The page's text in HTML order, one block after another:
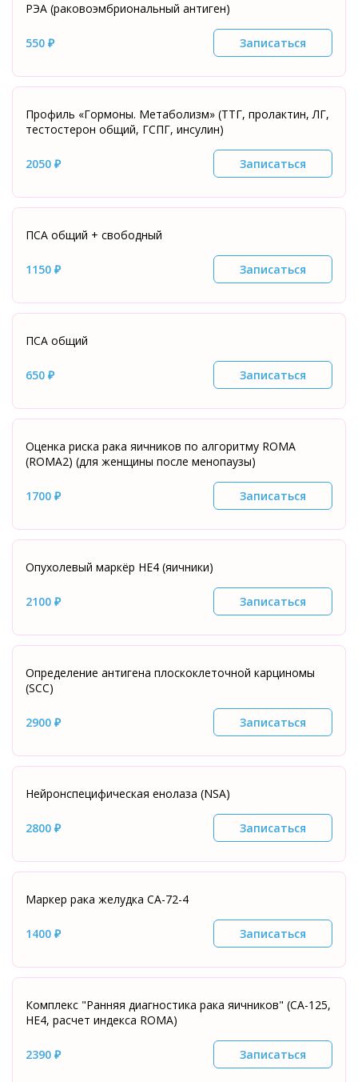
РЭА (раковоэмбриональный антиген)
550 ₽ Записаться
Профиль «Гормоны. Метаболизм» (ТТГ, пролактин, ЛГ,
тестостерон общий, ГСПГ, инсулин)
2050 ₽ Записаться
ПСА общий + свободный
1150 ₽ Записаться
ПСА общий
650 ₽ Записаться
Оценка риска рака яичников по алгоритму ROMA
(ROMA2) (для женщины после менопаузы)
1700 ₽ Записаться
Опухолевый маркёр HE4 (яичники)
2100 ₽ Записаться
Определение антигена плоскоклеточной карциномы
(SCC)
2900 ₽ Записаться
Нейронспецифическая енолаза (NSA)
2800 ₽ Записаться
Маркер рака желудка СА-72-4
1400 ₽ Записаться
Комплекс "Ранняя диагностика рака яичников" (СА-125,
HE4, расчет индекса ROMA)
2390 ₽ Записаться